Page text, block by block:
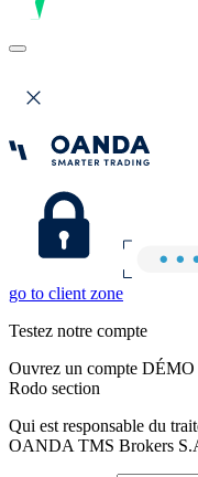
go to client zone
Testez notre compte
Ouvrez un compte DÉMO
Rodo section
Qui est responsable du
OANDA TMS Brokers